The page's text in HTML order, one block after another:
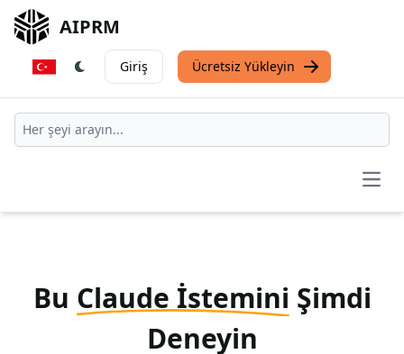
AIPRM
Giriş Ücretsiz Yükleyin
Bu Claude İstemini Şimdi
Deneyin